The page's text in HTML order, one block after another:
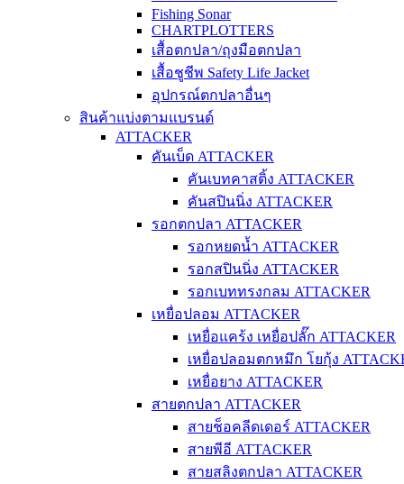
Fishing Sonar
CHARTPLOTTERS
เสื้อตกปลา/ถุงมือตกปลา
เสื้อชูชีพ Safety Life Jacket
อุปกรณ์ตกปลาอื่นๆ
สินค้าแบ่งตามแบรนด์
ATTACKER
คันเบ็ด ATTACKER
คันเบทคาสติ้ง ATTACKER
คันสปินนิ่ง ATTACKER
รอกตกปลา ATTACKER
รอกหยดน้ำ ATTACKER
รอกสปินนิ่ง ATTACKER
รอกเบททรงกลม ATTACKER
เหยื่อปลอม ATTACKER
เหยื่อแคร้ง เหยื่อปลั๊ก ATTACKER
เหยื่อปลอมตกหมึก โยกุ้ง
เหยื่อยาง ATTACKER
สายตกปลา ATTACKER
สายช็อคลีดเดอร์ ATTACKER
สายพีอี ATTACKER
สายสลิงตกปลา ATTACKER